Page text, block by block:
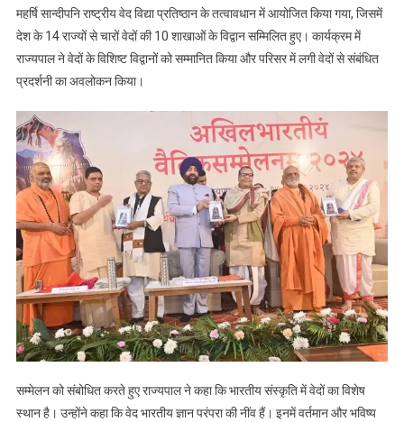
नींव
हैं,
इनमें
वर्तमान
चुनौतियों
का
समाधान
छिपा
है:
राज्यपाल
महर्षि सान्दीपनि राष्ट्रीय वेद विद्या प्रतिष्ठान के तत्वावधान में आयोजित किया गया, जिसमें
देश के 14 राज्यों से चारों वेदों की 10 शाखाओं के विद्वान सम्मिलित हुए। कार्यक्रम में
राज्यपाल ने वेदों के विशिष्ट विद्वानों को सम्मानित किया और परिसर में लगी वेदों से संबंधित
प्रदर्शनी का अवलोकन किया।
सम्मेलन को संबोधित करते हुए राज्यपाल ने कहा कि भारतीय संस्कृति में वेदों का विशेष
स्थान है। उन्होंने कहा कि वेद भारतीय ज्ञान परंपरा की नींव हैं। इनमें वर्तमान और भविष्य